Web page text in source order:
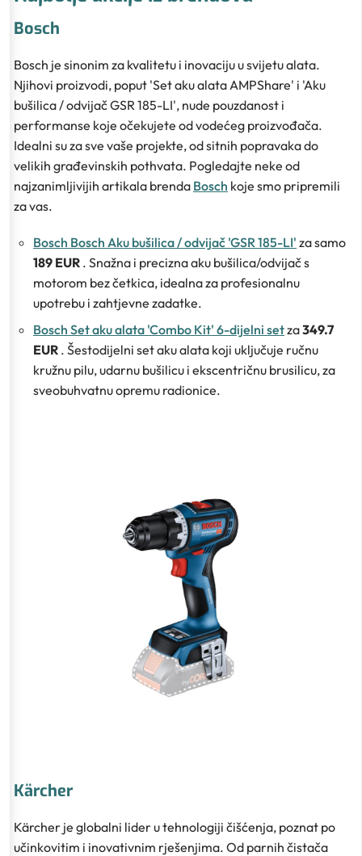
Bosch
Bosch je sinonim za kvalitetu i inovaciju u svijetu alata.
Njihovi proizvodi, poput 'Set aku alata AMPShare' i 'Aku
bušilica / odvijač GSR 185-LI', nude pouzdanost i
performanse koje očekujete od vodećeg proizvođača.
Idealni su za sve vaše projekte, od sitnih popravaka do
velikih građevinskih pothvata. Pogledajte neke od
najzanimljivijih artikala brenda Bosch koje smo pripremili
za vas.
Bosch Bosch Aku bušilica / odvijač 'GSR 185-LI' za samo
189 EUR . Snažna i precizna aku bušilica/odvijač s
motorom bez četkica, idealna za profesionalnu
upotrebu i zahtjevne zadatke.
Bosch Set aku alata 'Combo Kit' 6-dijelni setza349.7
EUR . Šestodijelni set aku alata koji uključuje ručnu
kružnu pilu, udarnu bušilicu i ekscentričnu brusilicu, za
sveobuhvatnu opremu radionice.
Kärcher
Kärcher je globalni lider u tehnologiji čišćenja, poznat po
učinkovitim i inovativnim rješenjima. Od parnih čistača